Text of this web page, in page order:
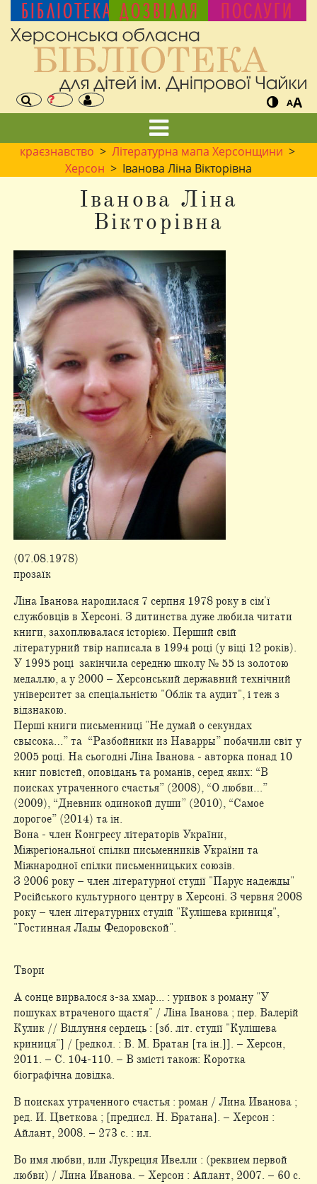
БІБЛІОТЕКА ДОЗВІЛЛЯ ПОСЛУГИ
AA
краєзнавство > Літературна мапа Херсонщини >
Херсон > Іванова Ліна Вікторівна
Іванова Ліна
Вікторівна
(07.08.1978)
прозаїк
Ліна Іванова народилася 7 серпня 1978 року в сім'ї
службовців в Херсоні. З дитинства дуже любила читати
книги, захоплювалася історією. Перший свій
літературний твір написала в 1994 році (у віці 12 років).
У 1995 році закінчила середню школу № 55 із золотою
медаллю, а у 2000 – Херсонський державний технічний
університет за спеціальністю "Облік та аудит", і теж з
відзнакою.
Перші книги письменниці "Не думай о секундах
свысока…” та “Разбойники из Наварры” побачили світ у
2005 році. На сьогодні Ліна Іванова - авторка понад 10
книг повістей, оповідань та романів, серед яких: “В
поисках утраченного счастья” (2008), “О любви…”
(2009), “Дневник одинокой души” (2010), “Самое
дорогое” (2014) та ін.
Вона - член Конгресу літераторів України,
Міжрегіональної спілки письменників України та
Міжнародної спілки письменницьких союзів.
З 2006 року – член літературної студії "Парус надежды"
Російського культурного центру в Херсоні. З червня 2008
року – член літературних студій "Кулішева криниця",
"Гостинная Лады Федоровской".
Твори
А сонце вирвалося з-за хмар... : уривок з роману "У
пошуках втраченого щастя" / Ліна Іванова ; пер. Валерій
Кулик // Відлуння сердець : [зб. літ. студії "Кулішева
криниця"] / [редкол. : В. М. Братан [та ін.]]. – Херсон,
2011. – С. 104-110. – В змісті також: Коротка
біографічна довідка.
В поисках утраченного счастья : роман / Лина Иванова ;
ред. И. Цветкова ; [предисл. Н. Братана]. – Херсон :
Айлант, 2008. – 273 с. : ил.
Во имя любви, или Лукреция Ивелли : (реквием первой
любви) / Лина Иванова. – Херсон : Айлант, 2007. – 60 с.